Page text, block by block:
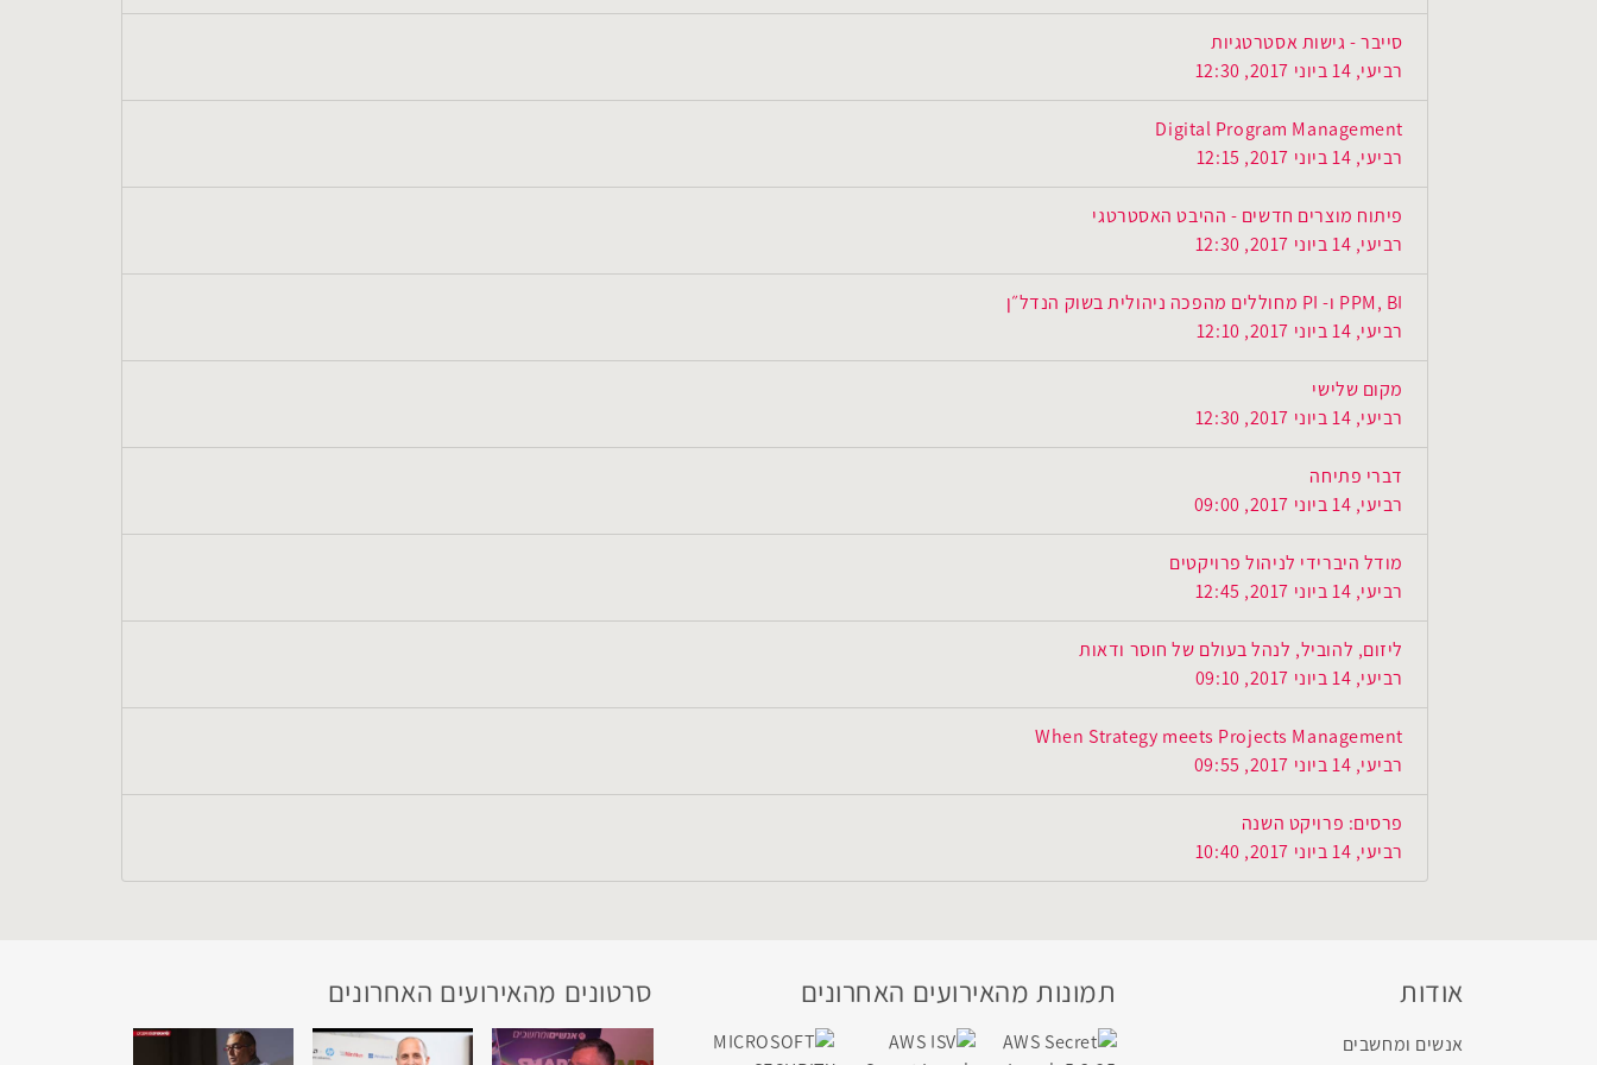
סייבר - גישות אסטרטגיות
רביעי, 14 ביוני 2017, 12:30
Digital Program Management
רביעי, 14 ביוני 2017, 12:15
פיתוח מוצרים חדשים - ההיבט האסטרטגי
רביעי, 14 ביוני 2017, 12:30
PPM, BI ו- PI מחוללים מהפכה ניהולית בשוק הנדל״ן
רביעי, 14 ביוני 2017, 12:10
מקום שלישי
רביעי, 14 ביוני 2017, 12:30
דברי פתיחה
רביעי, 14 ביוני 2017, 09:00
מודל היברידי לניהול פרויקטים
רביעי, 14 ביוני 2017, 12:45
ליזום, להוביל, לנהל בעולם של חוסר ודאות
רביעי, 14 ביוני 2017, 09:10
When Strategy meets Projects Management
רביעי, 14 ביוני 2017, 09:55
פרסים: פרויקט השנה
רביעי, 14 ביוני 2017, 10:40
אודות
אנשים ומחשבים
תמונות מהאירועים האחרונים סרטונים מהאירועים האחרונים